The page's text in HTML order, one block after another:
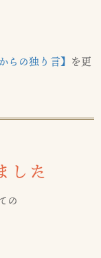
の独り言】 を更
した
の